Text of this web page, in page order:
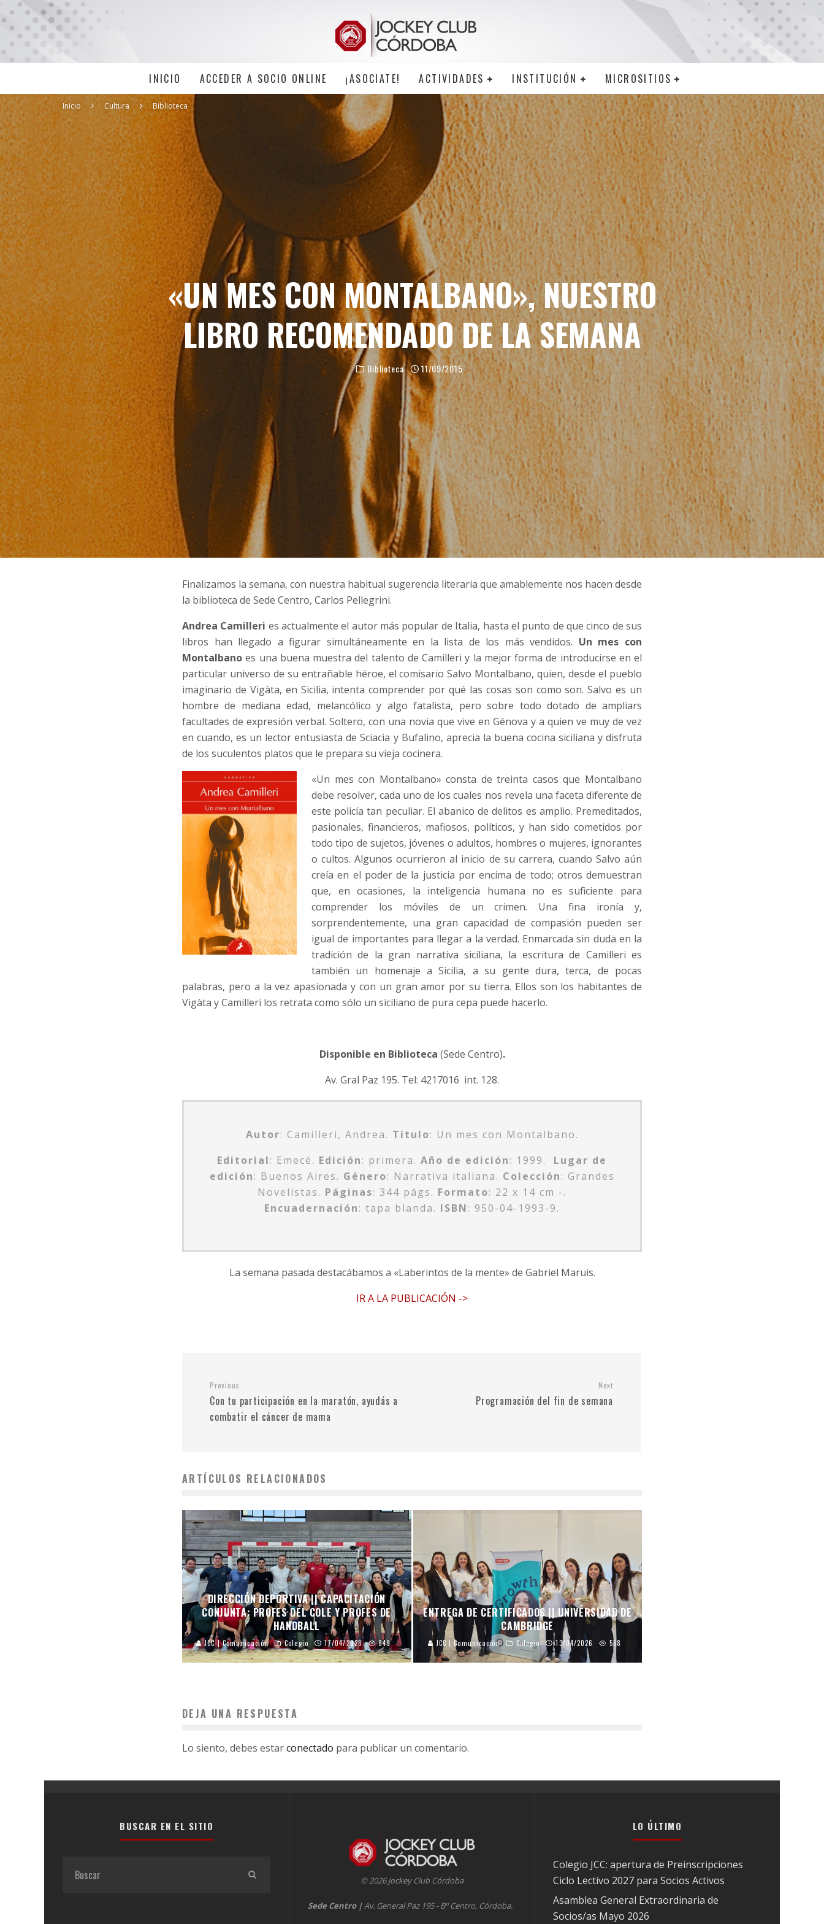
INICIO ACCEDER A SOCIO ONLINE ¡ASOCIATE! ACTIVIDADES INSTITUCIÓN MICROSITIOS
Inicio Cultura Biblioteca
«UN MES CON MONTALBANO», NUESTRO
LIBRO RECOMENDADO DE LA SEMANA
Biblioteca 11/09/2015
Finalizamos la semana, con nuestra habitual sugerencia literaria que amablemente nos hacen desde
la biblioteca de Sede Centro, Carlos Pellegrini.
Andrea Camilleri es actualmente el autor más popular de Italia, hasta el punto de que cinco de sus
libros han llegado a figurar simultáneamente en la lista de los más vendidos. Un mes con
Montalbano es una buena muestra del talento de Camilleri y la mejor forma de introducirse en el
particular universo de su entrañable héroe, el comisario Salvo Montalbano, quien, desde el pueblo
imaginario de Vigàta, en Sicilia, intenta comprender por qué las cosas son como son. Salvo es un
hombre de mediana edad, melancólico y algo fatalista, pero sobre todo dotado de ampliars
facultades de expresión verbal. Soltero, con una novia que vive en Génova y a quien ve muy de vez
en cuando, es un lector entusiasta de Sciacia y Bufalino, aprecia la buena cocina siciliana y disfruta
de los suculentos platos que le prepara su vieja cocinera.
«Un mes con Montalbano» consta de treinta casos que Montalbano
debe resolver, cada uno de los cuales nos revela una faceta diferente de
este policía tan peculiar. El abanico de delitos es amplio. Premeditados,
pasionales, financieros, mafiosos, políticos, y han sido cometidos por
todo tipo de sujetos, jóvenes o adultos, hombres o mujeres, ignorantes
o cultos. Algunos ocurrieron al inicio de su carrera, cuando Salvo aún
creía en el poder de la justicia por encima de todo; otros demuestran
que, en ocasiones, la inteligencia humana no es suficiente para
comprender los móviles de un crimen. Una fina ironía y,
sorprendentemente, una gran capacidad de compasión pueden ser
igual de importantes para llegar a la verdad. Enmarcada sin duda en la
tradición de la gran narrativa siciliana, la escritura de Camilleri es
también un homenaje a Sicilia, a su gente dura, terca, de pocas
palabras, pero a la vez apasionada y con un gran amor por su tierra. Ellos son los habitantes de
Vigàta y Camilleri los retrata como sólo un siciliano de pura cepa puede hacerlo.
Disponible en Biblioteca (Sede Centro).
Av. Gral Paz 195. Tel: 4217016 int. 128.
Autor: Camilleri, Andrea. Título: Un mes con Montalbano.
Editorial: Emecé. Edición: primera. Año de edición: 1999. Lugar de
edición: Buenos Aires. Género: Narrativa italiana. Colección: Grandes
Novelistas. Páginas: 344 págs. Formato: 22 x 14 cm -.
Encuadernación: tapa blanda. ISBN: 950-04-1993-9.
La semana pasada destacábamos a «Laberintos de la mente» de Gabriel Maruis.
IR A LA PUBLICACIÓN ->
Previous
Con tu participación en la maratón, ayudás a
combatir el cáncer de mama
Next
Programación del fin de semana
ARTÍCULOS RELACIONADOS
DIRECCIÓN DEPORTIVA || CAPACITACIÓN
CONJUNTA: PROFES DEL COLE Y PROFES DE
HANDBALL
JCC | Comunicación Colegio 17/04/2026 849
ENTREGA DE CERTIFICADOS || UNIVERSIDAD DE
CAMBRIDGE
JCC | Comunicación Colegio 13/04/2026 558
DEJA UNA RESPUESTA
Lo siento, debes estarconectado para publicar un comentario.
BUSCAR EN EL SITIO
© 2026 Jockey Club Córdoba
Sede Centro |Av. General Paz 195 - Bº Centro, Córdoba.
LO ÚLTIMO
Colegio JCC: apertura de Preinscripciones
Ciclo Lectivo 2027 para Socios Activos
Asamblea General Extraordinaria de
Socios/as Mayo 2026